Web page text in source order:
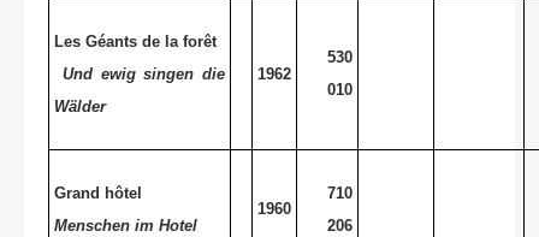
Les Géants de la forêt
Und ewig singen die
Wälder
1962
530
010
Grand hôtel
Menschen im Hotel
1960
710
206